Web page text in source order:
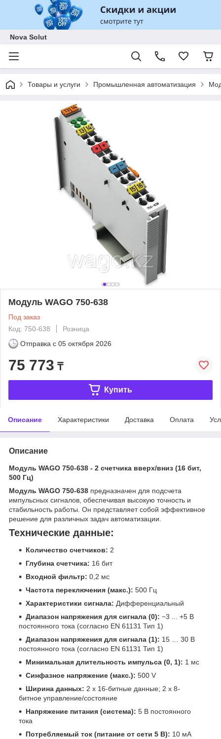
Nova Solut
Товары и услуги Промышленная автоматизация
Модуль WAGO 750-638
Под заказ
Код: 750-638
Розница
Отправка с 05 октября 2026
75 773 ₸
Купить
Описание Характеристики Доставка Оплата
Описание
Модуль WAGO 750-638 - 2 счетчика вверх/вниз (16 бит,
500 Гц)
Модуль WAGO 750-638 предназначен для подсчета
импульсных сигналов, обеспечивая высокую точность и
стабильность работы. Он представляет собой эффективное
решение для различных задач автоматизации.
Технические данные:
Количество счетчиков: 2
Глубина счетчика: 16 бит
Входной фильтр: 0,2 мс
Частота переключения (макс.): 500 Гц
Характеристики сигнала: Дифференциальный
Диапазон напряжения для сигнала (0): −3 ... +5 В
постоянного тока (согласно EN 61131 Тип 1)
Диапазон напряжения для сигнала (1): 15 … 30 В
постоянного тока (согласно EN 61131 Тип 1)
Минимальная длительность импульса (0, 1): 1 мс
Синфазное напряжение (макс.): 500 V
Ширина данных: 2 x 16-битные данные; 2 x 8-
битное управление/состояние
Напряжение питания (система): 5 В постоянного
тока
Потребляемый ток (питание от сети 5 В): 10 мА